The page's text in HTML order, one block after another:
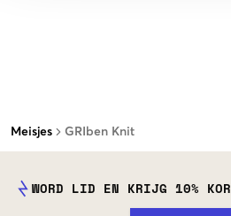
Meisjes GRIben Knit
WORD LID EN KRIJG 10%